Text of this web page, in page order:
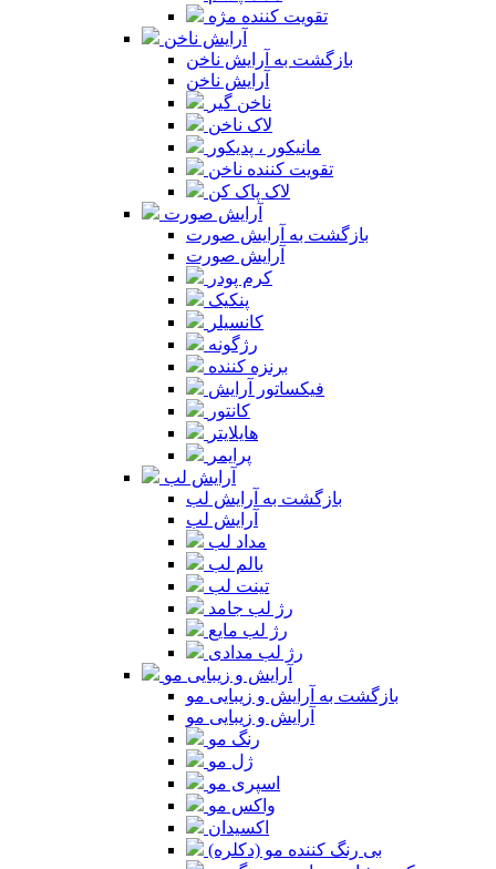
تقویت کننده مژه
آرایش ناخن
بازگشت به آرایش ناخن
آرایش ناخن
ناخن گیر
لاک ناخن
مانیکور ، پدیکور
تقویت کننده ناخن
لاک پاک کن
آرایش صورت
بازگشت به آرایش صورت
آرایش صورت
کرم پودر
پنکیک
کانسیلر
رژگونه
برنزه کننده
فیکساتور آرایش
کانتور
هایلایتر
پرایمر
آرایش لب
بازگشت به آرایش لب
آرایش لب
مداد لب
بالم لب
تینت لب
رژ لب جامد
رژ لب مایع
رژ لب مدادی
آرایش و زیبایی مو
بازگشت به آرایش و زیبایی مو
آرایش و زیبایی مو
رنگ مو
ژل مو
اسپری مو
واکس مو
اکسیدان
بی رنگ کننده مو (دکلره)